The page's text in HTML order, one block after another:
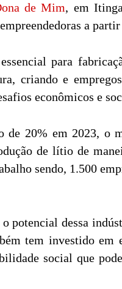
de Mim, em
a partir
para
criando e
econômicos e
de 20% em 2023, o
de lítio de
sendo, 1.500
potencial dessa
tem investido em
social que